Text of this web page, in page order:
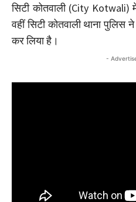
सिटी कोतवाली (City Kotwali)
वहीं सिटी कोतवाली थाना पुलिस
कर लिया है।
-